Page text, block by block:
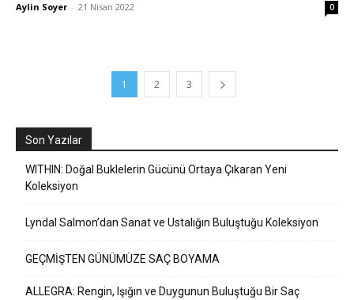
Aylin Soyer - 21 Nisan 2022 0
1 2 3
Son Yazılar
WITHIN: Doğal Buklelerin Gücünü Ortaya Çıkaran Yeni
Koleksiyon
Lyndal Salmon’dan Sanat ve Ustalığın Buluştuğu Koleksiyon
GEÇMİŞTEN GÜNÜMÜZE SAÇ BOYAMA
ALLEGRA: Rengin, Işığın ve Duygunun Buluştuğu Bir Saç